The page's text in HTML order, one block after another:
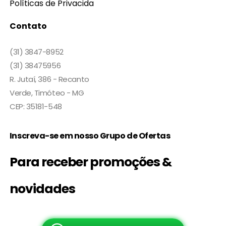
Políticas de Privacida
Contato
(31) 3847-8952
(31) 38475956
R. Jutaí, 386 - Recanto
Verde, Timóteo - MG
CEP: 35181-548
Inscreva-se em nosso Grupo de Ofertas
Para receber promoções &
novidades